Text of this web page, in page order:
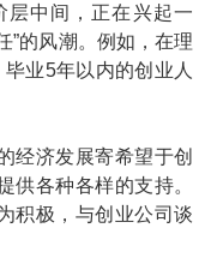
层中间，正在兴起一
”的风潮。例如，在理
业5年以内的创业人
济发展寄希望于创
供各种各样的支持。
积极，与创业公司谈